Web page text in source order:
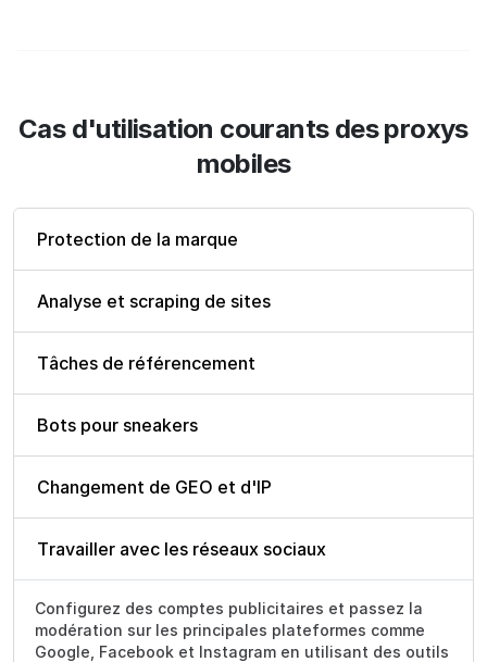
Cas d'utilisation courants des proxys
mobiles
Protection de la marque
Analyse et scraping de sites
Tâches de référencement
Bots pour sneakers
Changement de GEO et d'IP
Travailler avec les réseaux sociaux
Configurez des comptes publicitaires et passez la
modération sur les principales plateformes comme
Google, Facebook et Instagram en utilisant des outils